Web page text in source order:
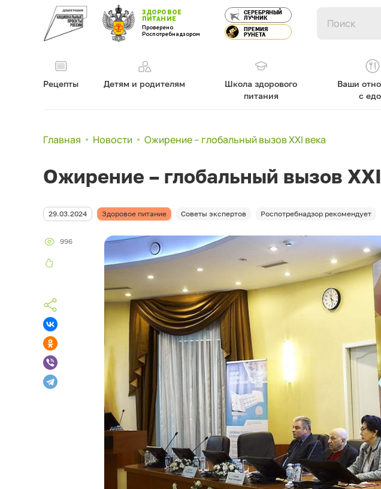
ЗДОРОВОЕ
ПИТАНИЕ
Проверено
Роспотребнадзором
СЕРЕБРЯНЫЙ
ЛУЧНИК
ПРЕМИЯ
РУНЕТА
Рецепты Детям и родителям
Школа здорового
питания
Ваши
с
Главная Новости Ожирение – глобальный вызов XXI века
Ожирение – глобальный вызов
29.03.2024 Здоровое питание Советы экспертов Роспотребнадзор рекомендует
996